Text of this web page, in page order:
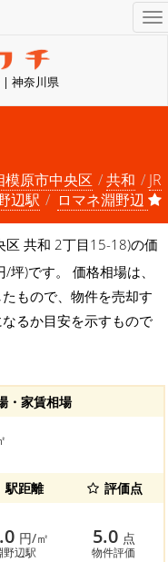
| 神奈川県
模原市中央区 共和
JR
辺駅 ロマネ淵野辺
区 共和 2丁目15-18)の価
)です。 価格相場は、
もので、物件を売却す
るか目安を示すもので
・家賃相場
駅距離 評価点
円/㎡
野辺駅
5.0 点
物件評価